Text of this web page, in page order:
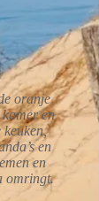
oranje
en
keuken,
en
en
omringt.